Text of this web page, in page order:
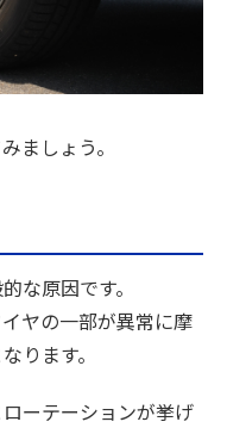
ましょう。
な原因です。
ヤの一部が異常に摩
ります。
ーテーションが挙げ